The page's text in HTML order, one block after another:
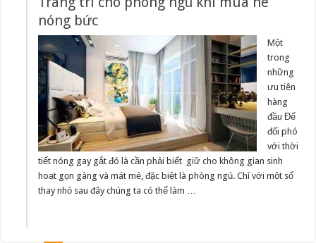
nóng bức
Một
trong
những
ưu tiên
hàng
đầu Để
đối phó
với thời
tiết nóng gay gắt đó là cần phải biết giữ cho không gian sinh
hoạt gọn gàng và mát mẻ, đặc biệt là phòng ngủ. Chỉ với một số
thay nhỏ sau đây chúng ta có thể làm …
Phương pháp Chống Thấm Hiệu Quả Cho Nhà Vệ